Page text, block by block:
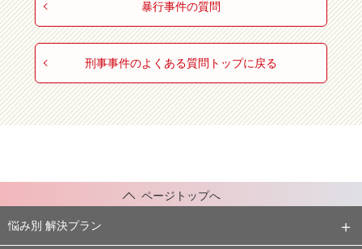
暴行事件の質問
刑事事件のよくある質問トップに戻る
ページトップへ
悩み別 解決プラン